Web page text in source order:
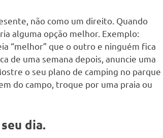
não como um direito. Quando
alguma opção melhor. Exemplo:
“melhor” que o outro e ninguém fica
de uma semana depois, anuncie uma
o seu plano de camping no parque
do campo, troque por uma praia ou
dia.